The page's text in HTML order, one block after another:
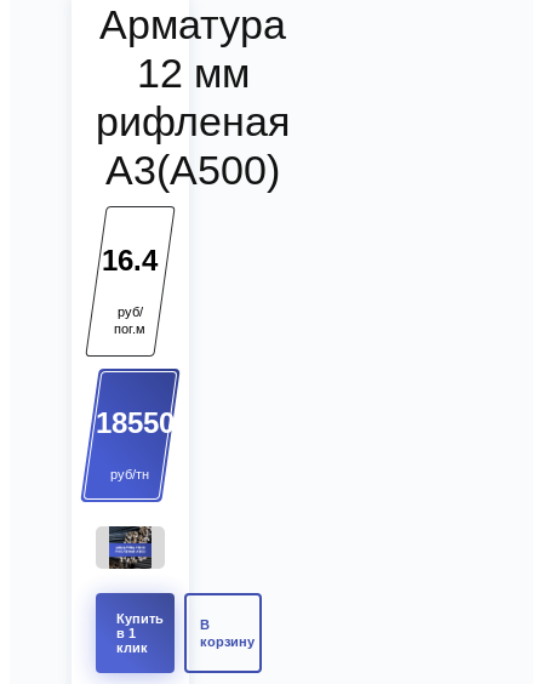
Арматура
12 мм
рифленая
А3(А500)
16.4
руб/
пог.м
18550
руб/тн
Купить
в 1
клик
В
корзину